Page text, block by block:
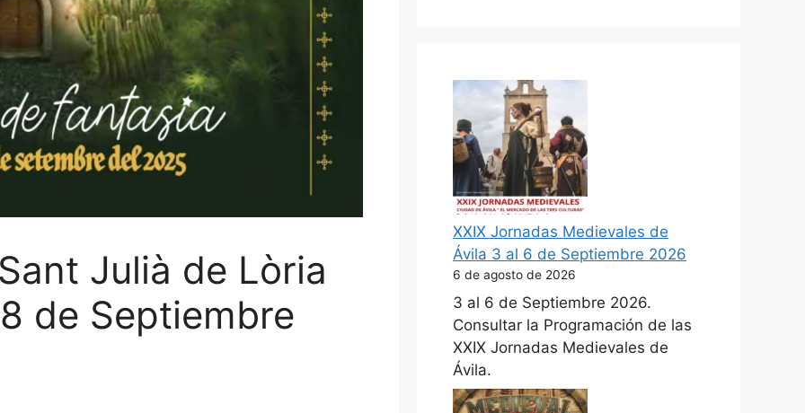
Julià de Lòria
de Septiembre
XXIX Jornadas Medievales de
Ávila 3 al 6 de Septiembre 2026
6 de agosto de 2026
3 al 6 de Septiembre 2026.
Consultar la Programación de las
XXIX Jornadas Medievales de
Ávila.